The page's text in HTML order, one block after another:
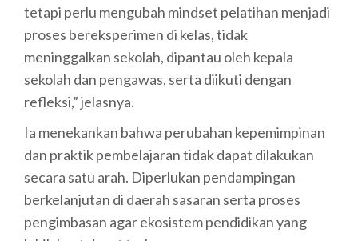
tetapi perlu mengubah mindset pelatihan menjadi
proses bereksperimen di kelas, tidak
meninggalkan sekolah, dipantau oleh kepala
sekolah dan pengawas, serta diikuti dengan
refleksi,” jelasnya.
Ia menekankan bahwa perubahan kepemimpinan
dan praktik pembelajaran tidak dapat dilakukan
secara satu arah. Diperlukan pendampingan
berkelanjutan di daerah sasaran serta proses
pengimbasan agar ekosistem pendidikan yang